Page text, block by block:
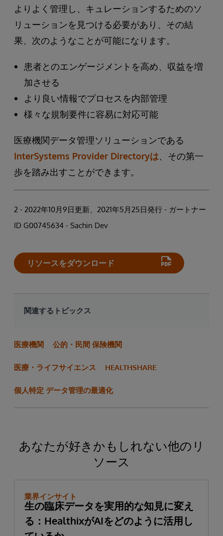
よりよく管理し、キュレーションするためのソ
リューションを見つける必要があり、その結
果、次のようなことが可能になります。
患者とのエンゲージメントを高め、収益を増
加させる
より良い情報でプロセスを内部管理
様々な規制要件に容易に対応可能
医療機関データ管理ソリューションである
InterSystems Provider Directoryは、その第一
歩を踏み出すことができます。
2 - 2022年10月9日更新、2021年5月25日発行 - ガートナー
ID G00745634 - Sachin Dev
リソースをダウンロード
関連するトピックス
医療機関 公的・民間 保険機関
医療・ライフサイエンス HEALTHSHARE
個人特定 データ管理の最適化
あなたが好きかもしれない他のリ
ソース
業界インサイト
生の臨床データを実用的な知見に変え
る：HealthixがAIをどのように活用し